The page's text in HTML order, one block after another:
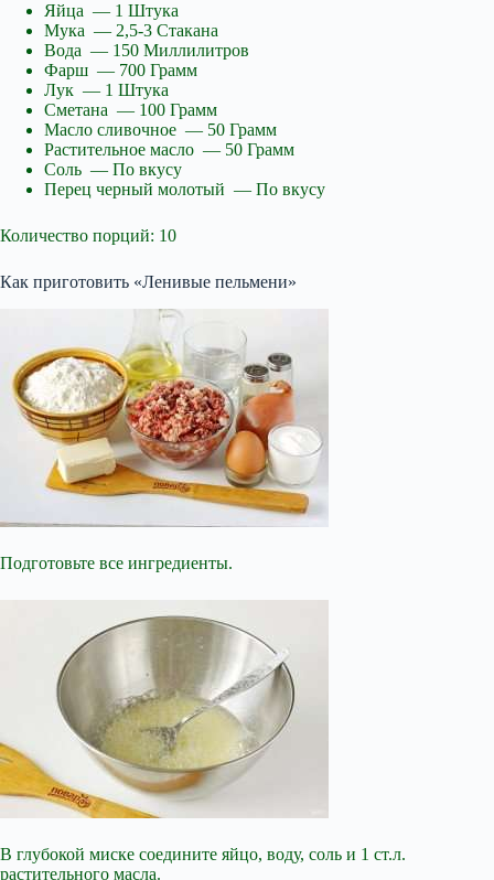
Яйца — 1 Штука
Мука — 2,5-3 Стакана
Вода — 150 Миллилитров
Фарш — 700 Грамм
Лук — 1 Штука
Сметана — 100 Грамм
Масло сливочное — 50 Грамм
Растительное масло — 50 Грамм
Соль — По вкусу
Перец черный молотый — По вкусу
Количество порций: 10
Как приготовить «Ленивые пельмени»
Подготовьте все ингредиенты.
В глубокой миске соедините яйцо, воду, соль и 1 ст.л.
растительного масла.